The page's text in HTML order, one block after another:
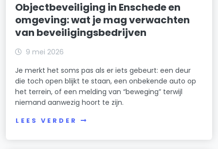
Objectbeveiliging in Enschede en
omgeving: wat je mag verwachten
van beveiligingsbedrijven
9 mei 2026
Je merkt het soms pas als er iets gebeurt: een deur
die toch open blijkt te staan, een onbekende auto op
het terrein, of een melding van “beweging” terwijl
niemand aanwezig hoort te zijn.
LEES VERDER